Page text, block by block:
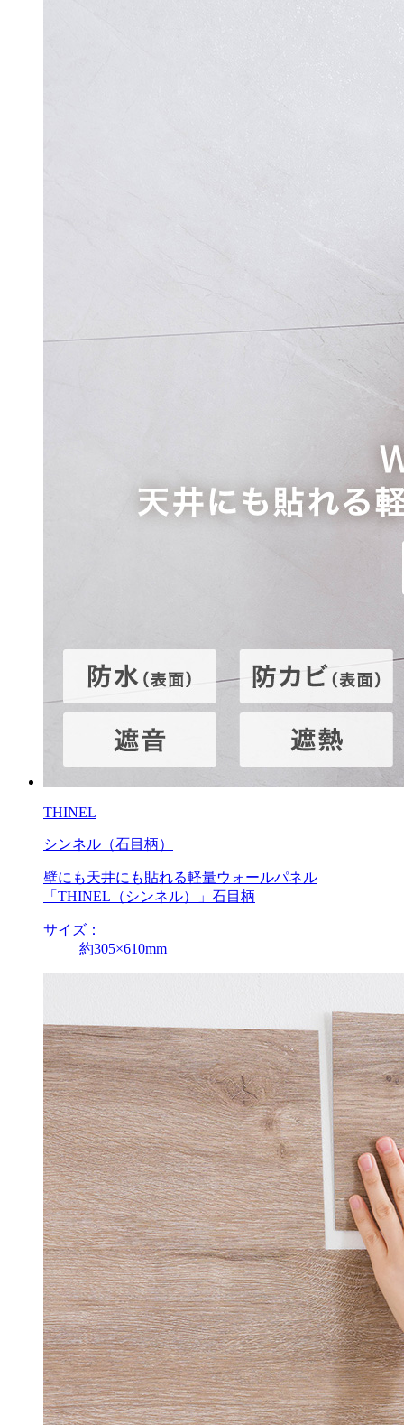
THINEL
シンネル（石目柄）
壁にも天井にも貼れる軽量ウォールパネル
「THINEL（シンネル）」石目柄
サイズ：
約305×610mm